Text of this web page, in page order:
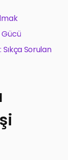
Gücü
Sıkça Sorulan